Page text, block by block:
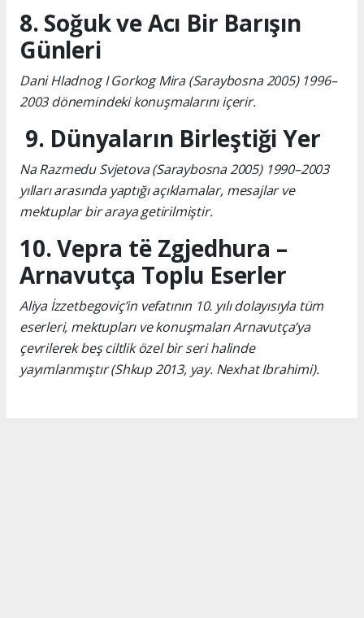
8. Soğuk ve Acı Bir Barışın
Günleri
Dani Hladnog I Gorkog Mira (Saraybosna 2005) 1996–
2003 dönemindeki konuşmalarını içerir.
9. Dünyaların Birleştiği Yer
Na Razmedu Svjetova (Saraybosna 2005) 1990–2003
yılları arasında yaptığı açıklamalar, mesajlar ve
mektuplar bir araya getirilmiştir.
10. Vepra të Zgjedhura –
Arnavutça Toplu Eserler
Aliya İzzetbegoviç’in vefatının 10. yılı dolayısıyla tüm
eserleri, mektupları ve konuşmaları Arnavutça’ya
çevrilerek beş ciltlik özel bir seri halinde
yayımlanmıştır (Shkup 2013, yay. Nexhat Ibrahimi).